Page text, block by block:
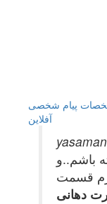
پیام شخصی
آفلاين
باشم..و
قسمت
دهانی